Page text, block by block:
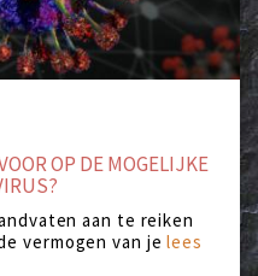
OP DE MOGELIJKE
aan te reiken
vermogen van je lees